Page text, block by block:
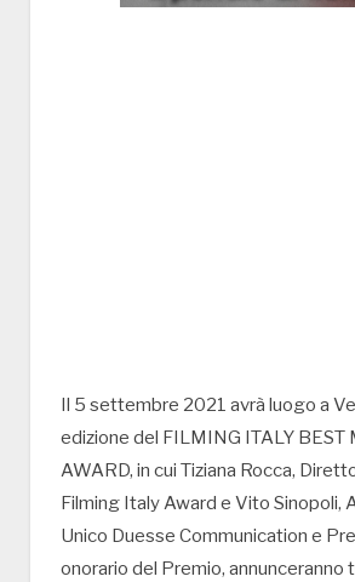
Il 5 settembre 2021 avrà luogo a
edizione del FILMING ITALY BEST
AWARD, in cui Tiziana Rocca,
Filming Italy Award e Vito Sinopoli,
Unico Duesse Communication e
onorario del Premio, annunceranno